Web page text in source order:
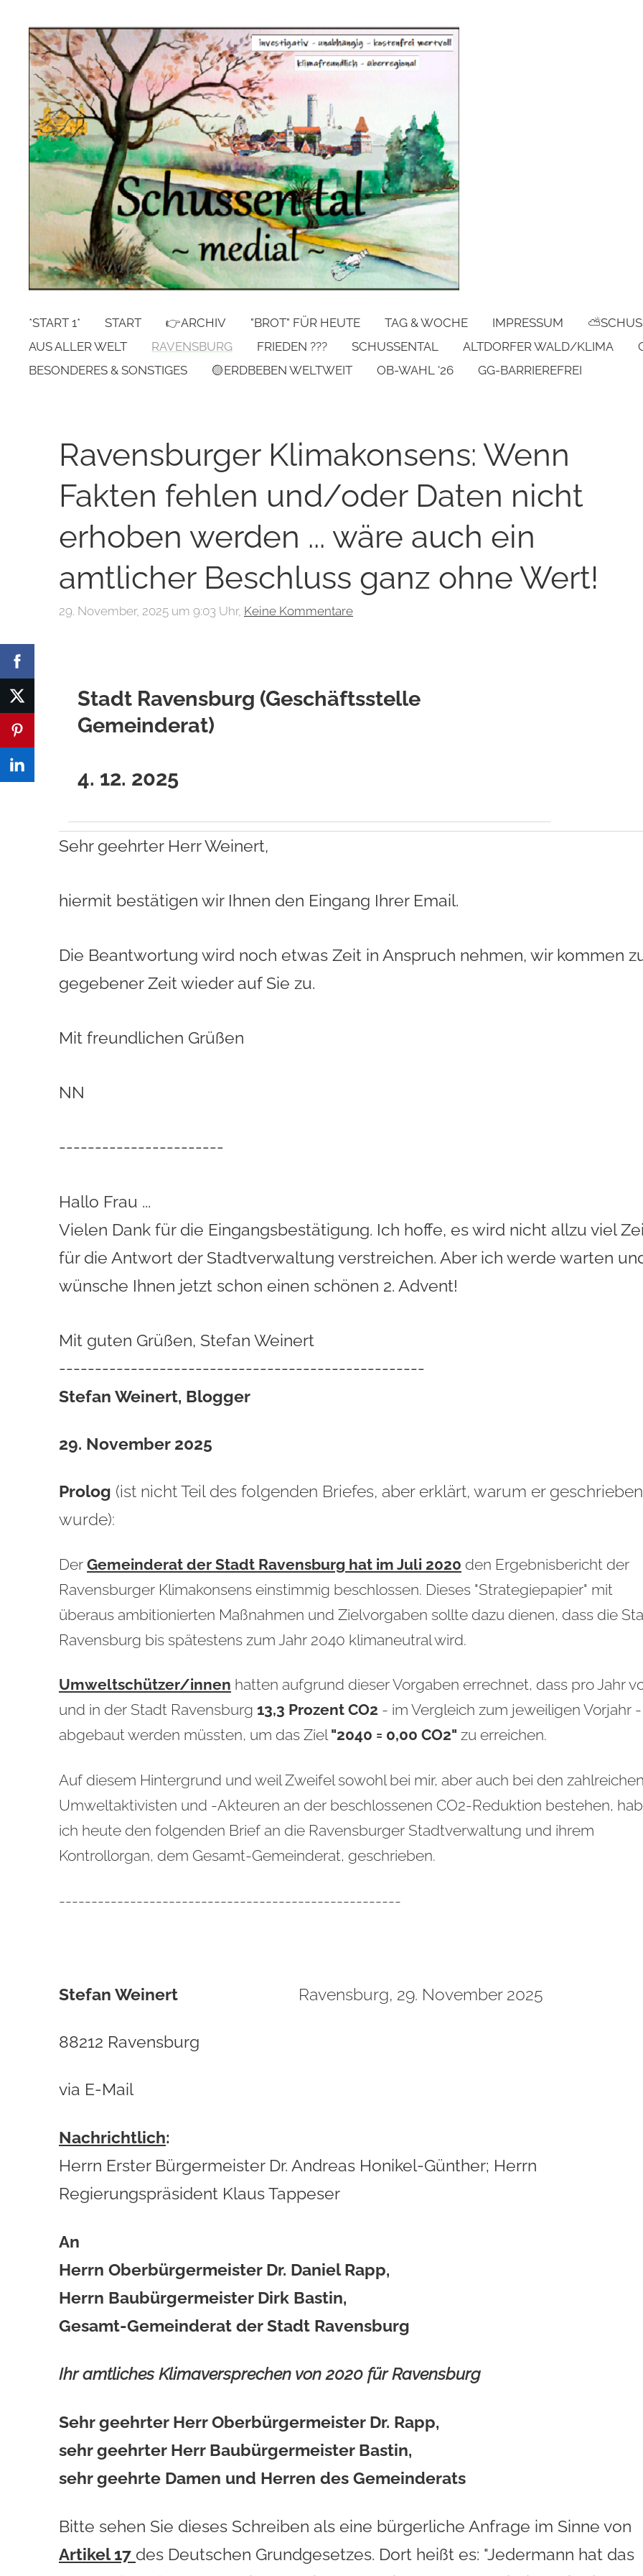
*START 1* START 👉ARCHIV "BROT" FÜR HEUTE TAG & WOCHE IMPRESSUM
AUS ALLER WELT
RAVENSBURG FRIEDEN ??? SCHUSSENTAL ALTDORFER WALD/KLIMA
BESONDERES & SONSTIGES
🟡ERDBEBEN WELTWEIT OB-WAHL '26 GG-BARRIEREFREI
Ravensburger Klimakonsens: Wenn
Fakten fehlen und/oder Daten nicht
erhoben werden ... wäre auch ein
amtlicher Beschluss ganz ohne Wert!
29. November, 2025 um 9:03 Uhr, Keine Kommentare
Stadt Ravensburg (Geschäftsstelle
Gemeinderat)
4. 12. 2025
Sehr geehrter Herr Weinert,
hiermit bestätigen wir Ihnen den Eingang Ihrer Email.
Die Beantwortung wird noch etwas Zeit in Anspruch nehmen, wir kommen
gegebener Zeit wieder auf Sie zu.
Mit freundlichen Grüßen
NN
-----------------------
Hallo Frau ...
Vielen Dank für die Eingangsbestätigung. Ich hoffe, es wird nicht allzu viel
für die Antwort der Stadtverwaltung verstreichen. Aber ich werde warten
wünsche Ihnen jetzt schon einen schönen 2. Advent!
Mit guten Grüßen, Stefan Weinert
---------------------------------------------------
Stefan Weinert, Blogger
29. November 2025
Prolog (ist nicht Teil des folgenden Briefes, aber erklärt, warum er geschrieben
wurde):
Der Gemeinderat der Stadt Ravensburg hat im Juli 2020 den Ergebnisbericht der
Ravensburger Klimakonsens einstimmig beschlossen. Dieses "Strategiepapier" mit
überaus ambitionierten Maßnahmen und Zielvorgaben sollte dazu dienen, dass die
Ravensburg bis spätestens zum Jahr 2040 klimaneutral wird.
Umweltschützer/innen hatten aufgrund dieser Vorgaben errechnet, dass pro Jahr
und in der Stadt Ravensburg 13,3 Prozent CO2 - im Vergleich zum jeweiligen Vorjahr -
abgebaut werden müssten, um das Ziel"2040 = 0,00 CO2" zu erreichen.
Auf diesem Hintergrund und weil Zweifel sowohl bei mir, aber auch bei den zahlreichen
Umweltaktivisten und -Akteuren an der beschlossenen CO2-Reduktion bestehen,
ich heute den folgenden Brief an die Ravensburger Stadtverwaltung und ihrem
Kontrollorgan, dem Gesamt-Gemeinderat, geschrieben.
-----------------------------------------------------
Stefan Weinert Ravensburg, 29. November 2025
88212 Ravensburg
via E-Mail
Nachrichtlich:
Herrn Erster Bürgermeister Dr. Andreas Honikel-Günther; Herrn
Regierungspräsident Klaus Tappeser
An
Herrn Oberbürgermeister Dr. Daniel Rapp,
Herrn Baubürgermeister Dirk Bastin,
Gesamt-Gemeinderat der Stadt Ravensburg
Ihr amtliches Klimaversprechen von 2020 für Ravensburg
Sehr geehrter Herr Oberbürgermeister Dr. Rapp,
sehr geehrter Herr Baubürgermeister Bastin,
sehr geehrte Damen und Herren des Gemeinderats
Bitte sehen Sie dieses Schreiben als eine bürgerliche Anfrage im Sinne von
Artikel 17 des Deutschen Grundgesetzes. Dort heißt es: "Jedermann hat das